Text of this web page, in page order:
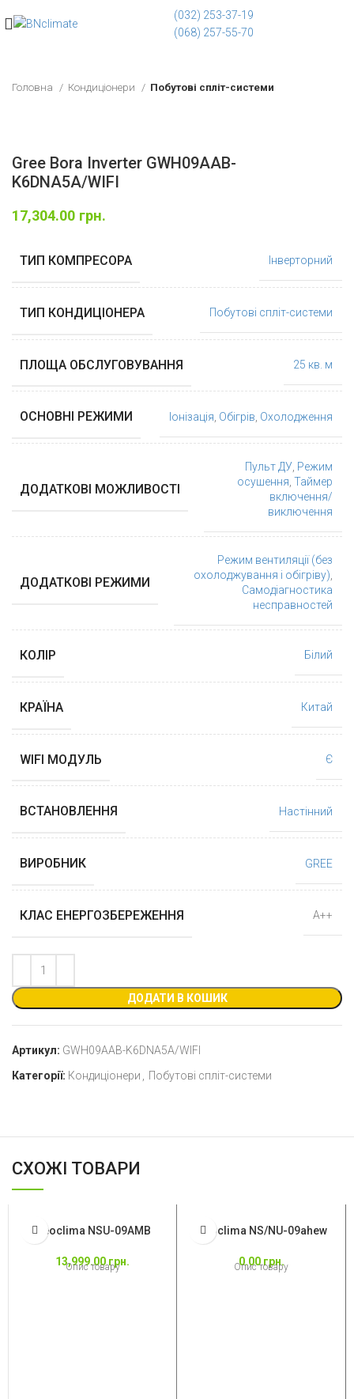
(032) 253-37-19
(068) 257-55-70
Головна Кондиціонери Побутові спліт-системи
Gree Bora Inverter GWH09AAB-
K6DNA5A/WIFI
17,304.00 грн.
ТИП КОМПРЕСОРА Інверторний
ТИП КОНДИЦІОНЕРА Побутові спліт-системи
ПЛОЩА ОБСЛУГОВУВАННЯ 25 кв. м
ОСНОВНІ РЕЖИМИ Іонізація Обігрів Охолодження
ДОДАТКОВІ МОЖЛИВОСТІ
Пульт ДУ Режим
осушення Таймер
включення/
виключення
ДОДАТКОВІ РЕЖИМИ
Режим вентиляції (без
охолоджування і обігріву)
Самодіагностика
несправностей
КОЛІР Білий
КРАЇНА Китай
WIFI МОДУЛЬ Є
ВСТАНОВЛЕННЯ Настінний
ВИРОБНИК GREE
КЛАС ЕНЕРГОЗБЕРЕЖЕННЯ А++
ДОДАТИ В КОШИК
Артикул: GWH09AAB-K6DNA5A/WIFI
Категорії: Кондиціонери Побутові спліт-системи
СХОЖІ ТОВАРИ
Neoclima NSU-09AMB
13,999.00 грн.
Опис товару
Neoclima NS/NU-09ahew
0.00 грн.
Опис товару